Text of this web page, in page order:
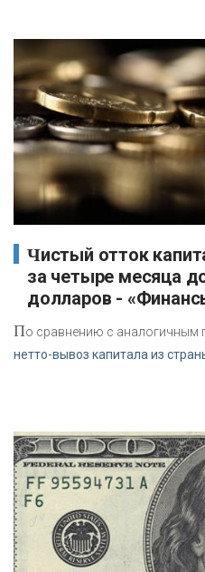
Чистый отток капитала из России вырос
за четыре месяца
долларов -
По сравнению с аналогичным
нетто-вывоз капитала из